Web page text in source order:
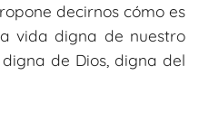
decirnos cómo es
vida digna de nuestro
de Dios, digna del